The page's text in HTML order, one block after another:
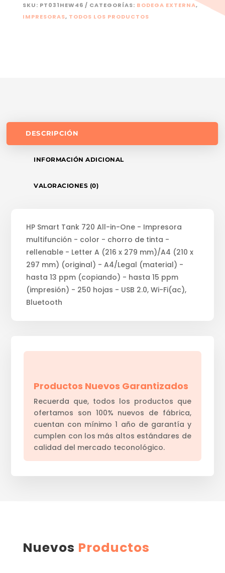
SKU: PT031HEW46 CATEGORÍAS: BODEGA EXTERNA,
IMPRESORAS, TODOS LOS PRODUCTOS
DESCRIPCIÓN
INFORMACIÓN ADICIONAL
VALORACIONES (0)
HP Smart Tank 720 All-in-One - Impresora
multifunción - color - chorro de tinta -
rellenable - Letter A (216 x 279 mm)/A4 (210 x
297 mm) (original) - A4/Legal (material) -
hasta 13 ppm (copiando) - hasta 15 ppm
(impresión) - 250 hojas - USB 2.0, Wi-Fi(ac),
Bluetooth
Productos Nuevos Garantizados
Recuerda que, todos los productos que
ofertamos son 100% nuevos de fábrica,
cuentan con mínimo 1 año de garantía y
cumplen con los más altos estándares de
calidad del mercado teconológico.
Nuevos Productos